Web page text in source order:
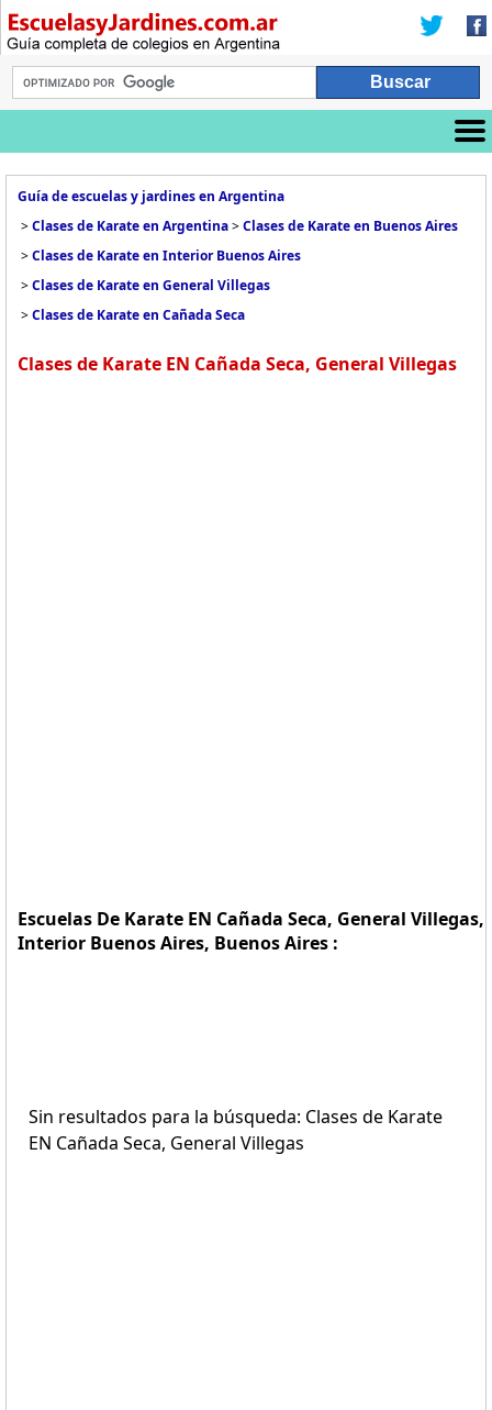
Guía de escuelas y jardines en Argentina
>Clases de Karate en Argentina>Clases de Karate en Buenos Aires
>Clases de Karate en Interior Buenos Aires
>Clases de Karate en General Villegas
>Clases de Karate en Cañada Seca
Clases de Karate EN Cañada Seca, General Villegas
Escuelas De Karate EN Cañada Seca, General Villegas,
Interior Buenos Aires, Buenos Aires :
Sin resultados para la búsqueda: Clases de Karate
EN Cañada Seca, General Villegas